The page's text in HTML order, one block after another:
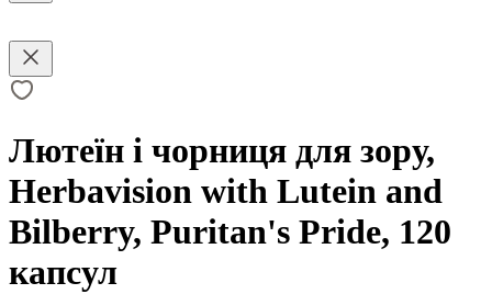
Лютеїн і чорниця для зору,
Herbavision with Lutein and
Bilberry, Puritan's Pride, 120
капсул